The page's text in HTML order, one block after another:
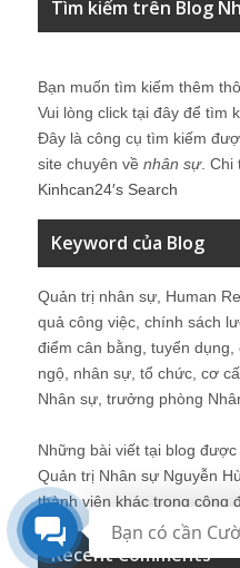
Tìm kiếm trên Blog
Bạn muốn tìm kiếm thêm
Vui lòng click tại đây để tìm
Đây là công cụ tìm kiếm
site chuyên về nhân sự. Chi
Kinhcan24′s Search
Keyword của Blog
Quản trị nhân sự, Human
quả công việc, chính sách
điểm cân bằng, tuyển
ngộ, nhân sự, tổ chức, cơ
Nhân sự, trưởng phòng
Những bài viết tại blog
Quản trị Nhân sự Nguyễn
thành viên khác trong cộng
Recent Comments
Bạn có cần